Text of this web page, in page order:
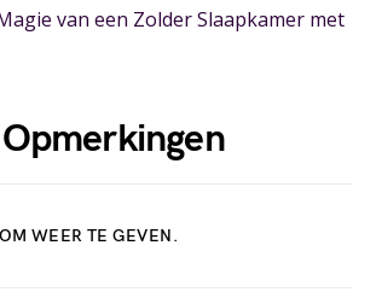
van een Zolder Slaapkamer met
WEER TE GEVEN.